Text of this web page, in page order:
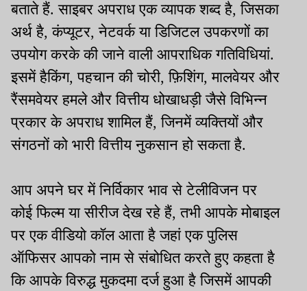
बताते हैं. साइबर अपराध एक व्यापक शब्द है, जिसका
अर्थ है, कंप्यूटर, नेटवर्क या डिजिटल उपकरणों का
उपयोग करके की जाने वाली आपराधिक गतिविधियां.
इसमें हैकिंग, पहचान की चोरी, फ़िशिंग, मालवेयर और
रैंसमवेयर हमले और वित्तीय धोखाधड़ी जैसे विभिन्न
प्रकार के अपराध शामिल हैं, जिनमें व्यक्तियों और
संगठनों को भारी वित्तीय नुकसान हो सकता है.
आप अपने घर में निर्विकार भाव से टेलीविजन पर
कोई फिल्म या सीरीज देख रहे हैं, तभी आपके मोबाइल
पर एक वीडियो कॉल आता है जहां एक पुलिस
ऑफिसर आपको नाम से संबोधित करते हुए कहता है
कि आपके विरुद्ध मुकदमा दर्ज हुआ है जिसमें आपकी